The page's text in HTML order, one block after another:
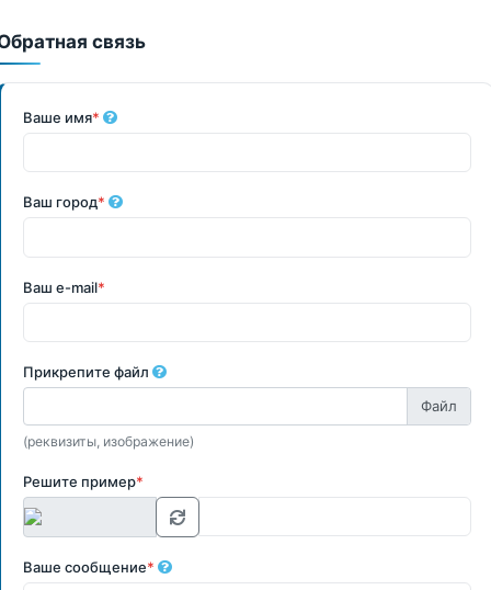
связь
Ваше имя*
Ваш город*
Ваш e-mail*
Прикрепите файл
(реквизиты, изображение)
Решите пример*
Ваше сообщение*